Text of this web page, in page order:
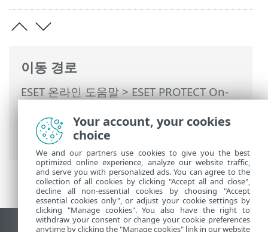
이동 경로
ESET 온라인 도움말>ESET PROTECT On-
ESET PROTECT On-Prem 기본 메뉴>작업
클라이언트 작업
Your account, your cookies
choice
We and our partners use cookies to give you the best
optimized online experience, analyze our website traffic,
and serve you with personalized ads. You can agree to the
collection of all cookies by clicking "Accept all and close",
decline all non-essential cookies by choosing "Accept
essential cookies only", or adjust your cookie settings by
clicking "Manage cookies". You also have the right to
withdraw your consent or change your cookie preferences
anytime by clicking the "Manage cookies" link in our website